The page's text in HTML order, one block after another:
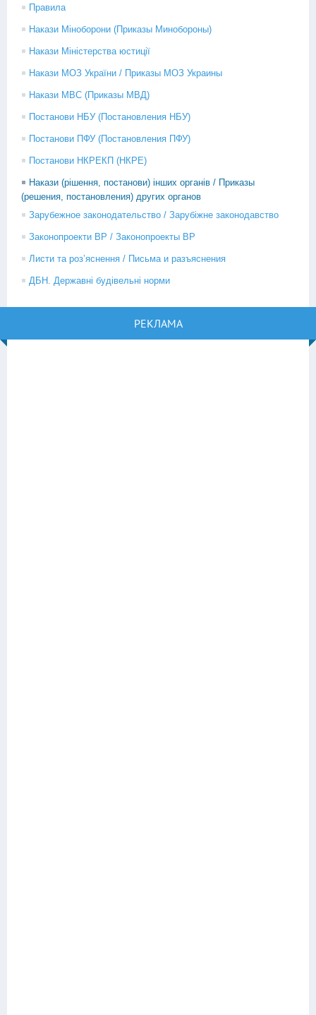
Правила
Накази Міноборони (Приказы Минобороны)
Накази Міністерства юстиції
Накази МОЗ України / Приказы МОЗ Украины
Накази МВС (Приказы МВД)
Постанови НБУ (Постановления НБУ)
Постанови ПФУ (Постановления ПФУ)
Постанови НКРЕКП (НКРЕ)
Накази (рішення, постанови) інших органів / Приказы
(решения, постановления) других органов
Зарубежное законодательство / Зарубіжне законодавство
Законопроекти ВР / Законопроекты ВР
Листи та роз’яснення / Письма и разъяснения
ДБН. Державні будівельні норми
РЕКЛАМА